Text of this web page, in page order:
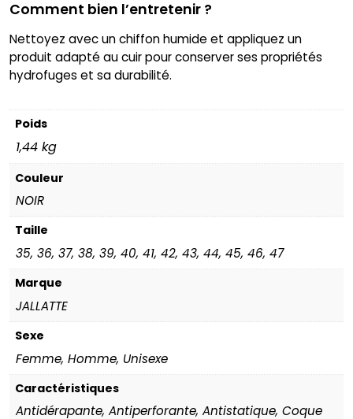
Comment bien l’entretenir ?
Nettoyez avec un chiffon humide et appliquez un
produit adapté au cuir pour conserver ses propriétés
hydrofuges et sa durabilité.
Poids
1,44 kg
Couleur
NOIR
Taille
35, 36, 37, 38, 39, 40, 41, 42, 43, 44, 45, 46, 47
Marque
JALLATTE
Sexe
Femme, Homme, Unisexe
Caractéristiques
Antidérapante, Antiperforante, Antistatique, Coque